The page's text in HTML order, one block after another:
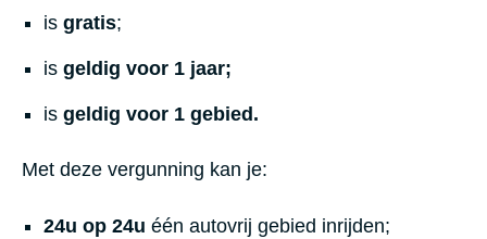
is gratis;
is geldig voor 1 jaar;
is geldig voor 1 gebied.
Met deze vergunning kan je:
24u op 24u één autovrij gebied inrijden;